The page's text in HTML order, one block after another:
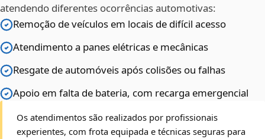
atendendo diferentes ocorrências automotivas:
Remoção de veículos em locais de difícil acesso
Atendimento a panes elétricas e mecânicas
Resgate de automóveis após colisões ou falhas
Apoio em falta de bateria, com recarga emergencial
Os atendimentos são realizados por profissionais
experientes, com frota equipada e técnicas seguras para